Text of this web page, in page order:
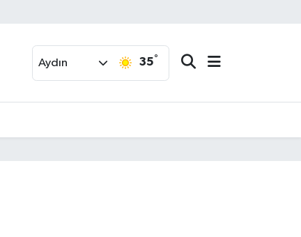
Aydın 35°